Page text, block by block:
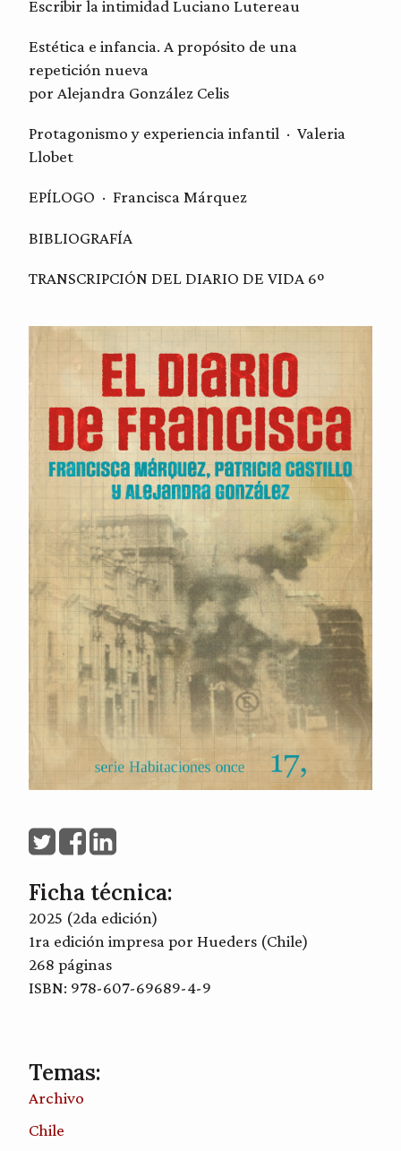
Ficha técnica:
2025 (2da edición)
1ra edición impresa por Hueders (Chile)
268 páginas
ISBN: 978-607-69689-4-9
Temas:
Archivo
Chile
Escribir la intimidad Luciano Lutereau
Estética e infancia. A propósito de una
repetición nueva
por Alejandra González Celis
Protagonismo y experiencia infantil · Valeria
Llobet
EPÍLOGO · Francisca Márquez
BIBLIOGRAFÍA
TRANSCRIPCIÓN DEL DIARIO DE VIDA 6º